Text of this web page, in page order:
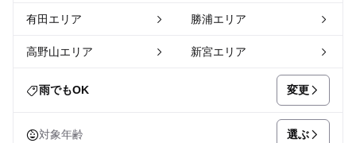
有田エリア 勝浦エリア
高野山エリア 新宮エリア
雨でもOK 変更
対象年齢 選ぶ